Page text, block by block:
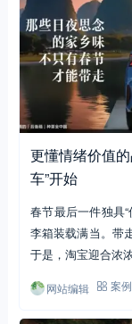
更懂情绪价值
车”开始
春节最后一件独具
李箱装载满当。带
于是，淘宝迎合浓
网站编辑 案例